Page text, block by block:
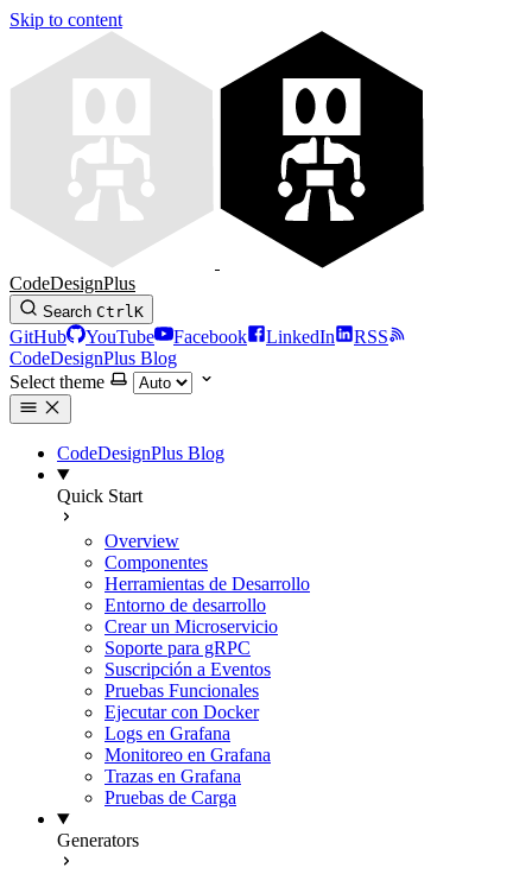
Skip to content
CodeDesignPlus
Search CtrlK
GitHub YouTube Facebook LinkedIn
RSS
CodeDesignPlus Blog
Select theme
CodeDesignPlus Blog
Quick Start
Overview
Componentes
Herramientas de Desarrollo
Entorno de desarrollo
Crear un Microservicio
Soporte para gRPC
Suscripción a Eventos
Pruebas Funcionales
Ejecutar con Docker
Logs en Grafana
Monitoreo en Grafana
Trazas en Grafana
Pruebas de Carga
Generators